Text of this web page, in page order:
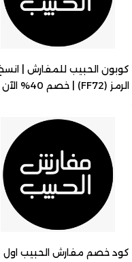
كوبون الحبيب للمفارش |
الرمز (FF72) | خصم 40% الآن
كود خصم مفارش الحبيب اول